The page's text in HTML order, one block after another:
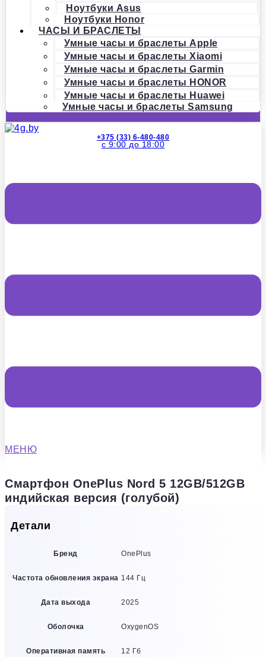
Ноутбуки Asus
Ноутбуки Honor
ЧАСЫ И БРАСЛЕТЫ
Умные часы и браслеты Apple
Умные часы и браслеты Xiaomi
Умные часы и браслеты Garmin
Умные часы и браслеты HONOR
Умные часы и браслеты Huawei
Умные часы и браслеты Samsung
+375 (33) 6-480-480
с 9:00 до 18:00
МЕНЮ
Смартфон OnePlus Nord 5 12GB/512GB
индийская версия (голубой)
Детали
Бренд OnePlus
Частота обновления экрана 144 Гц
Дата выхода 2025
Оболочка OxygenOS
Оперативная память 12 Гб